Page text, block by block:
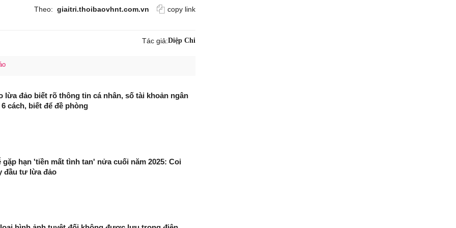
Theo: giaitri.thoibaovhnt.com.vn copy link
Tác giả:Diệp Chi
lừa đảo biết rõ thông tin cá nhân, số tài khoản ngân
cách, biết để đề phòng
gặp hạn 'tiền mất tình tan' nửa cuối năm 2025: Coi
đầu tư lừa đảo